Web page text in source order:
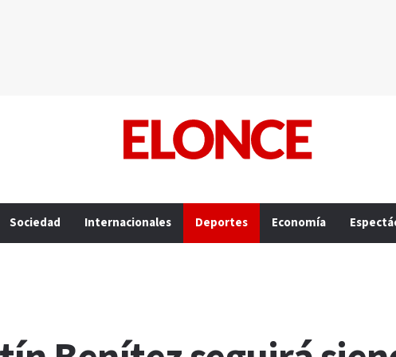
Sociedad Internacionales Deportes Economía